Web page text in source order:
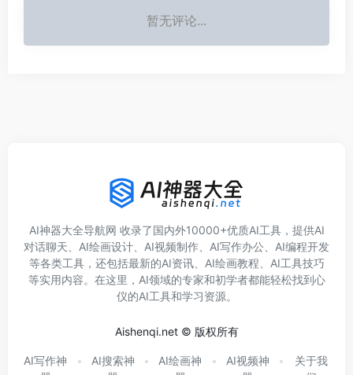
暂无评论...
AI神器大全导航网 收录了国内外10000+优质AI工具，提供AI
对话聊天、AI绘画设计、AI视频制作、AI写作办公、AI编程开发
等各类工具，还包括最新的AI资讯、AI绘画教程、AI工具技巧
等实用内容。在这里，AI领域的专家和初学者都能轻松找到心
仪的AI工具和学习资源。
Aishenqi.net © 版权所有
AI写作神
AI搜索神
AI绘画神
AI视频神
关于我